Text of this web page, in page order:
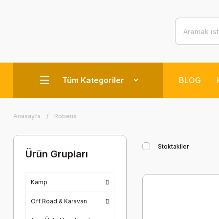
Tüm Kategoriler BLOG
Anasayfa Robens
Ürün Grupları
Kamp
Off Road & Karavan
Stoktakiler